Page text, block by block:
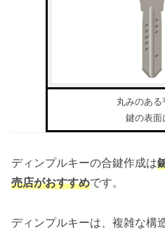
丸みのある
鍵の表面
ディンプルキーの合鍵作成は
売店がおすすめです。
ディンプルキーは、複雑な構